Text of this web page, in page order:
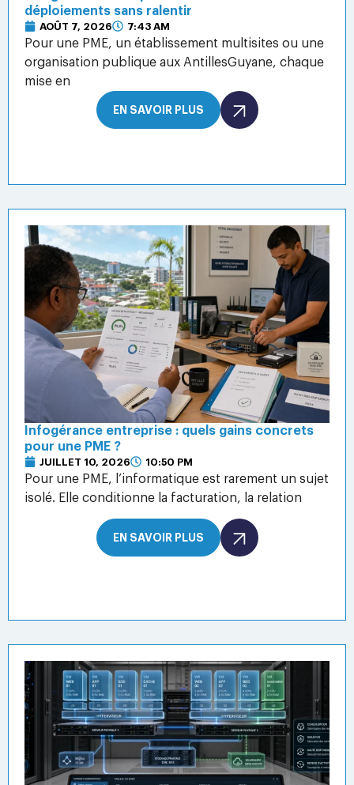
déploiements sans ralentir
AOÛT 7, 2026 7:43 AM
Pour une PME, un établissement multisites ou une
organisation publique aux AntillesGuyane, chaque
mise en
EN SAVOIR PLUS
Infogérance entreprise : quels gains concrets
pour une PME ?
JUILLET 10, 2026 10:50 PM
Pour une PME, l’informatique est rarement un sujet
isolé. Elle conditionne la facturation, la relation
EN SAVOIR PLUS